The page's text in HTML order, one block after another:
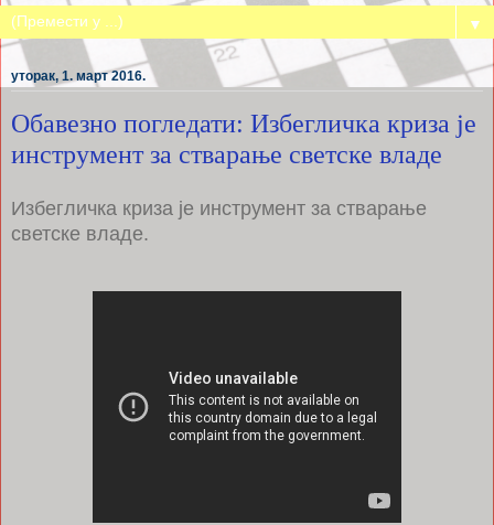
▼
уторак, 1. март 2016.
Обавезно погледати: Избегличка криза је
инструмент за стварање светске владе
Избегличка криза је инструмент за стварање
светске владе.